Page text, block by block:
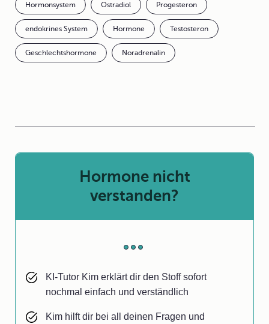
Hormonsystem Ostradiol Progesteron
endokrines System Hormone Testosteron
Geschlechtshormone Noradrenalin
Hormone nicht
verstanden?
KI-Tutor Kim erklärt dir den Stoff sofort
nochmal einfach und verständlich
Kim hilft dir bei all deinen Fragen und